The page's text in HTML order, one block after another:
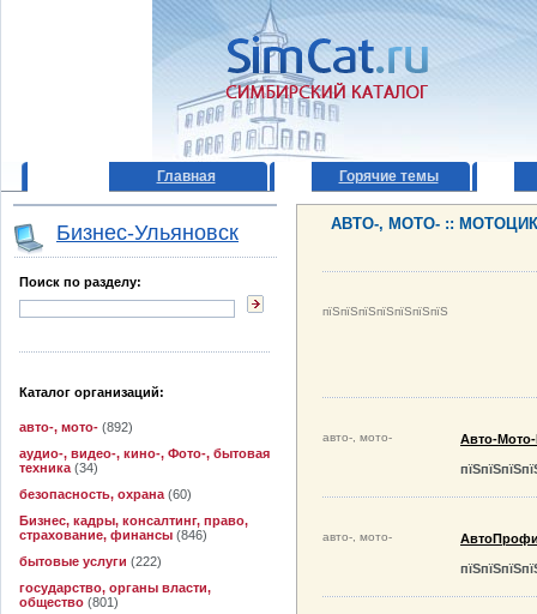
Главная Горячие темы
Бизнес-Ульяновск
Поиск по разделу:
Каталог организаций:
авто-, мото- (892)
аудио-, видео-, кино-, Фото-, бытовая
техника (34)
безопасность, охрана (60)
Бизнес, кадры, консалтинг, право,
страхование, финансы (846)
бытовые услуги (222)
государство, органы власти,
общество (801)
АВТО-, МОТО- ::
пїЅпїЅпїЅпїЅпїЅпїЅпїЅ
авто-, мото- Авто-
авто-, мото-